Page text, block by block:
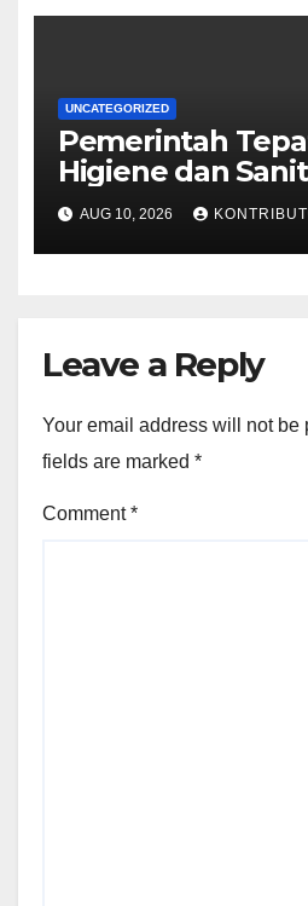
UNCATEGORIZED
Pemerintah
Higiene dan
Syarat Mutlak
AUG 10, 2026
Leave a Reply
Your email address will not be
fields are marked *
Comment*